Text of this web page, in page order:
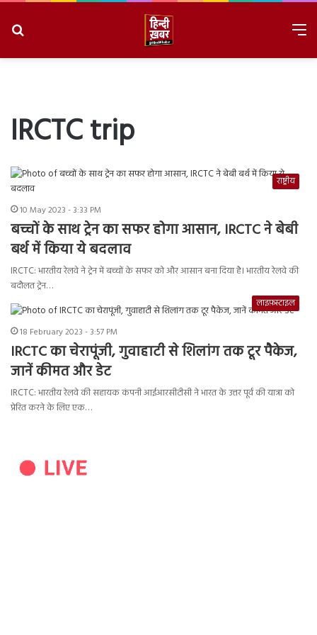
IRCTC trip
राष्ट्रीय
10 May 2023 - 3:33 PM
बच्चों के साथ ट्रेन का सफर होगा आसान, IRCTC ने बेबी
बर्थ में किया ये बदलाव
IRCTC: भारतीय रेलवे ने ट्रेन में बच्चों के सफर को और आसान बना दिया है। भारतीय रेलवे की
बदौलत ट्रेन…
लाइफ़स्टाइल
18 February 2023 - 3:57 PM
IRCTC का चेरापूंजी, गुवाहाटी से शिलांग तक टूर पैकेज,
जानें कीमत और डेट
IRCTC: भारतीय रेलवे की सहायक कंपनी आईआरसीटीसी ने भारत के उत्तर पूर्व की यात्रा को
प्रेरित करने के लिए एक…